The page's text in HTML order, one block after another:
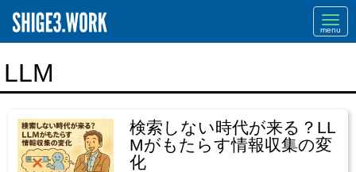
LLM
検索しない時代が来る？LL
Mがもたらす情報収集の変
化